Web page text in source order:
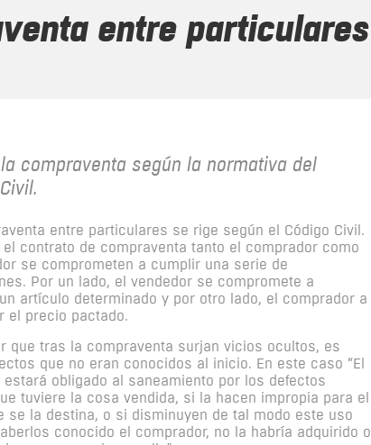
entre particulares
compraventa según la normativa del
entre particulares se rige según el Código Civil.
el contrato de compraventa tanto el comprador como
se comprometen a cumplir una serie de
Por un lado, el vendedor se compromete a
artículo determinado y por otro lado, el comprador a
el precio pactado.
que tras la compraventa surjan vicios ocultos, es
que no eran conocidos al inicio. En este caso “El
estará obligado al saneamiento por los defectos
tuviere la cosa vendida, si la hacen impropia para el
se la destina, o si disminuyen de tal modo este uso
conocido el comprador, no la habría adquirido o